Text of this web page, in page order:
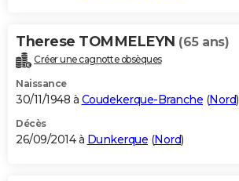
Therese TOMMELEYN (65 ans)
Créer une cagnotte obsèques
Naissance
30/11/1948 à Coudekerque-Branche (Nord)
Décès
26/09/2014 à Dunkerque (Nord)